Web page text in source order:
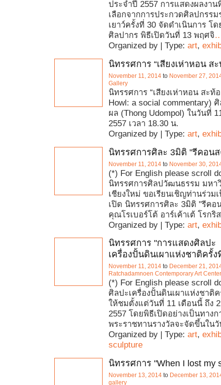
ประจําปี 2557 การแสดงผลงา
เลือกจากการประกวดศิลปกรร
เยาว์ครั้งที่ 30 จัดดําเนินการ โ
ศิลปากร พิธีเปิดวันที่ 13 พฤศจิ
Organized by | Type: art,
นิทรรศการ “เสียงเห่าหอน ส
November 11, 2014 to November 27,
Gallery
นิทรรศการ “เสียงเห่าหอน สะท้
Howl: a social commentary)
ผล (Thong Udompol) ในวันที่
2557 เวลา 18.30 น.
Organized by | Type: art,
นิทรรศการศิละ 3มิติ "รีคอน
November 11, 2014 to November 30,
(*) For English please scroll
นิทรรศการศิลปวัฒนธรรม มหา
เชียงใหม่ ขอเรียนเชิญท่านร่วม
เปิด นิทรรศการศิละ 3มิติ "รีค
คุณโรเบอร์โต้ อาร์เค้าเต้ โรกริ
Organized by | Type: art,
นิทรรศการ "การแสดงศิลปะ
เครื่องปั้นดินเผาแห่งชาติครั้ง
November 11, 2014 to December 21,
Ratchadamnoen Contemporary Art Center
(*) For English please scroll
ศิลปะเครื่องปั้นดินเผาแห่งชาติ
ให้ชมตั้งแต่วันที่ 11 เดือนนี้ ถึง
2557 โดยพิธีเปิดอย่างเป็นทางก
พระราชทานรางวัลจะจัดขึ้นใน
Organized by | Type: art,
sculpture
นิทรรศการ "When I lost my
November 13, 2014 to December 13,
gallery